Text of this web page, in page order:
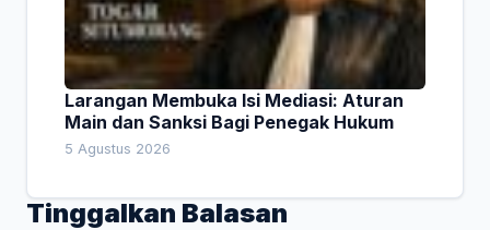
Larangan Membuka Isi Mediasi: Aturan
Main dan Sanksi Bagi Penegak Hukum
5 Agustus 2026
Tinggalkan Balasan